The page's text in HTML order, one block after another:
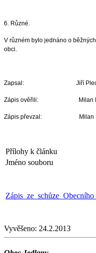
6. Různé.
V různém bylo jednáno o
obci.
Zapsal: Jiří
Zápis ověřili: Milan
Zápis převzal: Milan
Přílohy k článku
Jméno souboru
Vyvěšeno: 24.2.2013